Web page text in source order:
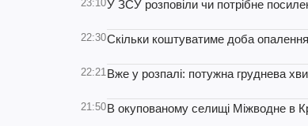
23:10У ЗСУ розповіли чи потрібне
22:30Скільки коштуватиме доба
22:21Вже у розпалі: потужна груднева
21:50В окупованому селищі Міжводне в